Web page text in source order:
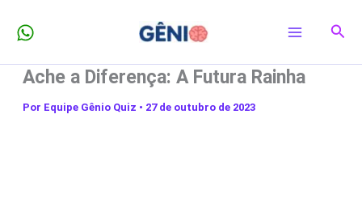
para
conteúdo
Ache a Diferença: A Futura Rainha
Por Equipe Gênio Quiz • 27 de outubro de 2023